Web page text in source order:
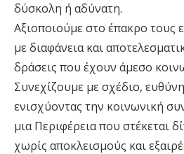
δύσκολη ή αδύνατη.
Αξιοποιούμε στο έπακρο τους
με διαφάνεια και
δράσεις που έχουν άμεσο
Συνεχίζουμε με σχέδιο,
ενισχύοντας την κοινωνική
μια Περιφέρεια που στέκεται
χωρίς αποκλεισμούς και